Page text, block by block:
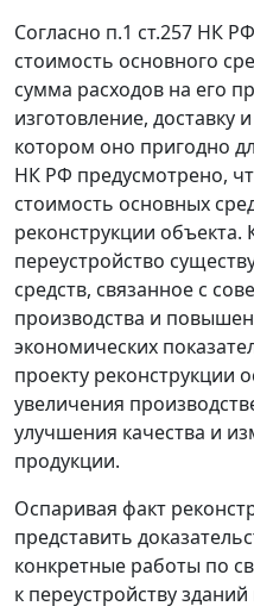
Согласно п.1 ст.257 НК
стоимость основного
сумма расходов на его
изготовление, доставку
котором оно пригодно
НК РФ предусмотрено,
стоимость основных
реконструкции объекта.
переустройство
средств, связанное с
производства и
экономических
проекту реконструкции
увеличения
улучшения качества и
продукции.
Оспаривая факт
представить
конкретные работы по
к переустройству